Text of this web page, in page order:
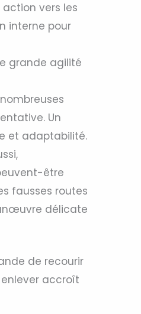
vers les
interne pour
grande agilité
Un
et adaptabilité.
être
fausses routes
délicate
de recourir
accroît